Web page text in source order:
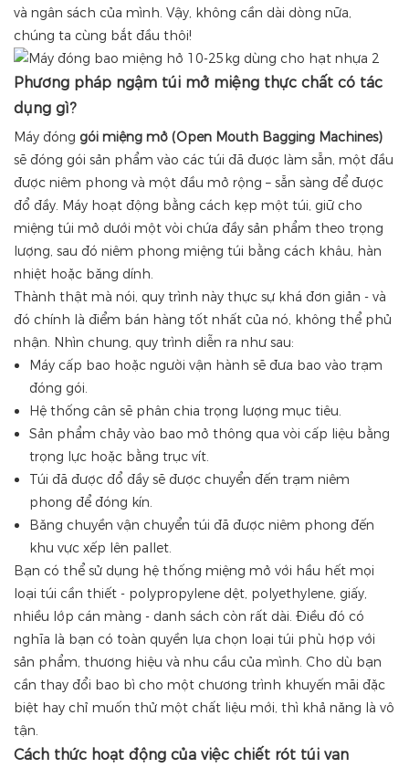
và ngân sách của mình. Vậy, không cần dài dòng nữa,
chúng ta cùng bắt đầu thôi!
Phương pháp ngậm túi mở miệng thực chất có tác
dụng gì?
Máy đóng gói miệng mở (Open Mouth Bagging Machines)
sẽ đóng gói sản phẩm vào các túi đã được làm sẵn, một đầu
được niêm phong và một đầu mở rộng – sẵn sàng để được
đổ đầy. Máy hoạt động bằng cách kẹp một túi, giữ cho
miệng túi mở dưới một vòi chứa đầy sản phẩm theo trọng
lượng, sau đó niêm phong miệng túi bằng cách khâu, hàn
nhiệt hoặc băng dính.
Thành thật mà nói, quy trình này thực sự khá đơn giản - và
đó chính là điểm bán hàng tốt nhất của nó, không thể phủ
nhận. Nhìn chung, quy trình diễn ra như sau:
Máy cấp bao hoặc người vận hành sẽ đưa bao vào trạm
đóng gói.
Hệ thống cân sẽ phân chia trọng lượng mục tiêu.
Sản phẩm chảy vào bao mở thông qua vòi cấp liệu bằng
trọng lực hoặc bằng trục vít.
Túi đã được đổ đầy sẽ được chuyển đến trạm niêm
phong để đóng kín.
Băng chuyền vận chuyển túi đã được niêm phong đến
khu vực xếp lên pallet.
Bạn có thể sử dụng hệ thống miệng mở với hầu hết mọi
loại túi cần thiết - polypropylene dệt, polyethylene, giấy,
nhiều lớp cán màng - danh sách còn rất dài. Điều đó có
nghĩa là bạn có toàn quyền lựa chọn loại túi phù hợp với
sản phẩm, thương hiệu và nhu cầu của mình. Cho dù bạn
cần thay đổi bao bì cho một chương trình khuyến mãi đặc
biệt hay chỉ muốn thử một chất liệu mới, thì khả năng là vô
tận.
Cách thức hoạt động của việc chiết rót túi van